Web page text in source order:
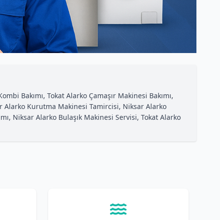
Bakımı, Tokat Alarko Çamaşır Makinesi Bakımı,
Alarko Kurutma Makinesi Tamircisi, Niksar Alarko
Niksar Alarko Bulaşık Makinesi Servisi, Tokat Alarko